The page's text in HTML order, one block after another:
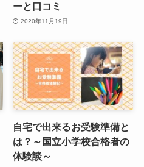
ーと口コミ
2020年11月19日
自宅で出来るお受験準備と
は？～国立小学校合格者の
体験談～